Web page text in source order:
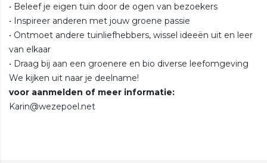
• Beleef je eigen tuin door de ogen van bezoekers
• Inspireer anderen met jouw groene passie
• Ontmoet andere tuinliefhebbers, wissel ideeën uit en leer
van elkaar
• Draag bij aan een groenere en bio diverse leefomgeving
We kijken uit naar je deelname!
voor aanmelden of meer informatie:
Karin@wezepoel.net